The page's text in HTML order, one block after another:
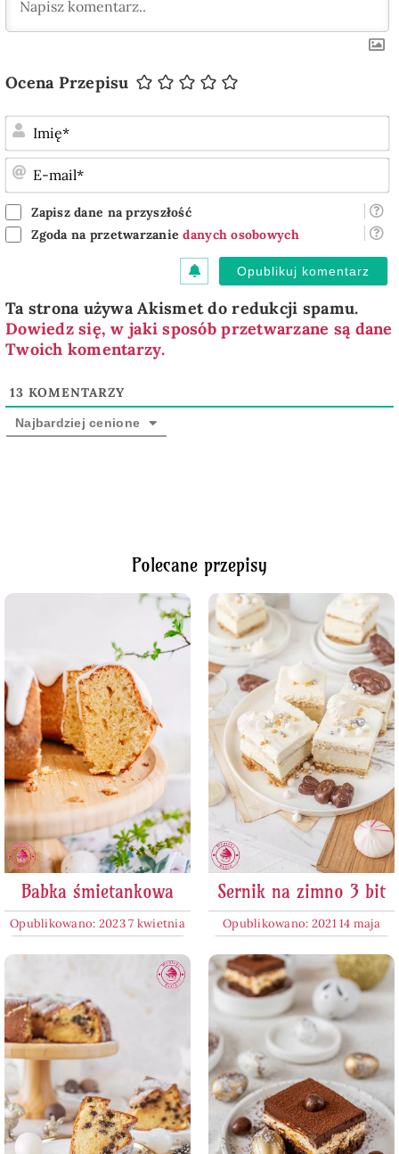
Ocena Przepisu
Zapisz dane na przyszłość
Zgoda na przetwarzaniedanych osobowych
Ta strona używa Akismet do redukcji spamu.
Dowiedz się, w jaki sposób przetwarzane są dane
Twoich komentarzy.
13 KOMENTARZY
Najbardziej cenione
Polecane przepisy
Babka śmietankowa
Opublikowano: 2023 7 kwietnia
Sernik na zimno 3 bit
Opublikowano: 2021 14 maja